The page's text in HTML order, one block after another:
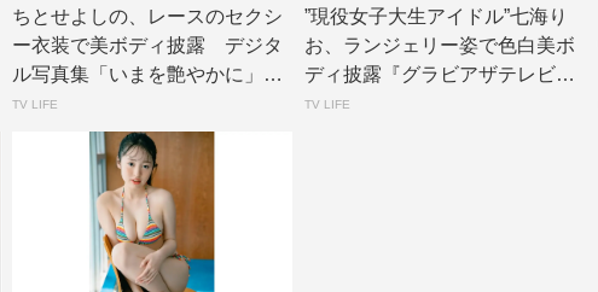
ちとせよしの、レースのセクシ
ー衣装で美ボディ披露 デジタ
ル写真集「いまを艶やかに」誌
面カット公開 |...
TV LIFE
”現役女子大生アイドル”七海り
お、ランジェリー姿で色白美ボ
ディ披露『グラビアザテレビジ
ョン』アザーカ...
TV LIFE